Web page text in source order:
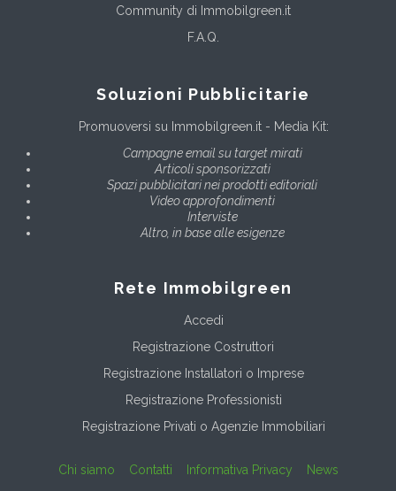
Community di Immobilgreen.it
F.A.Q.
Soluzioni Pubblicitarie
Promuoversi su Immobilgreen.it - Media Kit:
Campagne email su target mirati
Articoli sponsorizzati
Spazi pubblicitari nei prodotti editoriali
Video approfondimenti
Interviste
Altro, in base alle esigenze
Rete Immobilgreen
Accedi
Registrazione Costruttori
Registrazione Installatori o Imprese
Registrazione Professionisti
Registrazione Privati o Agenzie Immobiliari
Chi siamo Contatti Informativa Privacy News